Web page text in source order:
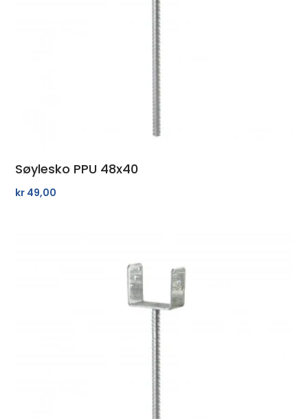
Søylesko PPU 48x40
kr 49,00